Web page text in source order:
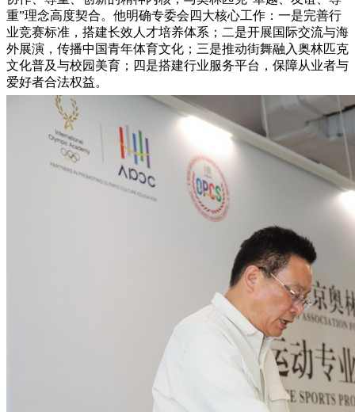
重”理念高度契合。他明确专委会四大核心工作：一是完善行
业竞赛标准，搭建长效人才培养体系；二是开展国际交流与海
外展演，传播中国青年体育文化；三是推动街舞融入奥林匹克
文化普及与校园美育；四是搭建行业服务平台，保障从业者与
爱好者合法权益。